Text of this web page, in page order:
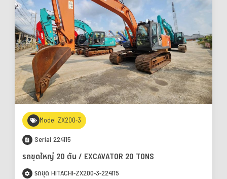
Model ZX200-3
Serial 224115
รถขุดใหญ่ 20 ตัน / EXCAVATOR 20 TONS
รถขุด HITACHI-ZX200-3-224115